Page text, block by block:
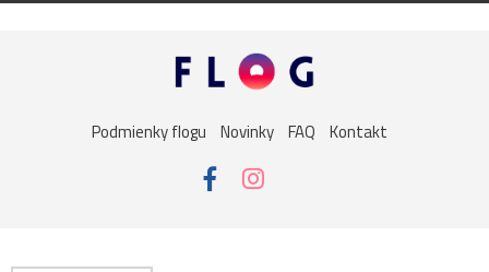
Podmienky flogu Novinky FAQ Kontakt